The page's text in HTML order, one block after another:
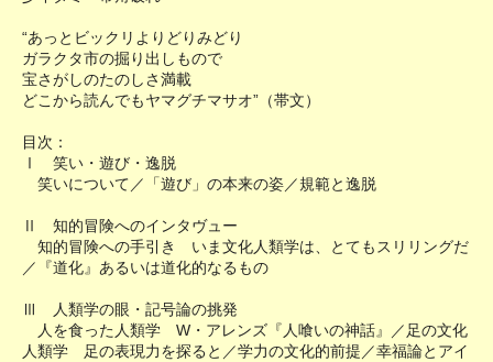
“あっとビックリよりどりみどり
ガラクタ市の掘り出しもので
宝さがしのたのしさ満載
どこから読んでもヤマグチマサオ”（帯文）
目次：
Ⅰ 笑い・遊び・逸脱
笑いについて／「遊び」の本来の姿／規範と逸脱
Ⅱ 知的冒険へのインタヴュー
知的冒険への手引き いま文化人類学は、とてもスリリングだ
／『道化』あるいは道化的なるもの
Ⅲ 人類学の眼・記号論の挑発
人を食った人類学 W・アレンズ『人喰いの神話』／足の文化
人類学 足の表現力を探ると／学力の文化的前提／幸福論とアイ